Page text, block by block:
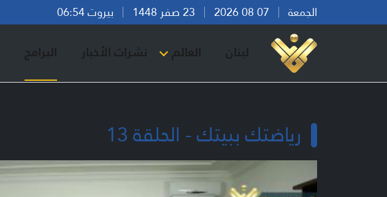
الجمعة بيروت 06:54
لبنان العالم نشرات الأخبار البرامج
رياضتك ببيتك - الحلقة 13